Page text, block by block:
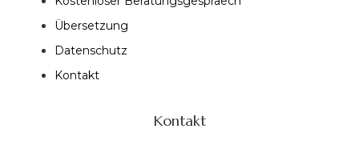
Übersetzung
Datenschutz
Kontakt
Kontakt